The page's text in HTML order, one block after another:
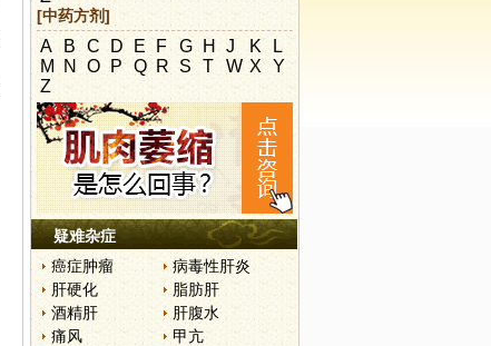
[中药方剂]
A B C D E F G H J K
L
M N O P Q R S T W X
Y
Z
疑难杂症
癌症肿瘤
病毒性肝炎
肝硬化
脂肪肝
酒精肝
肝腹水
痛风
甲亢